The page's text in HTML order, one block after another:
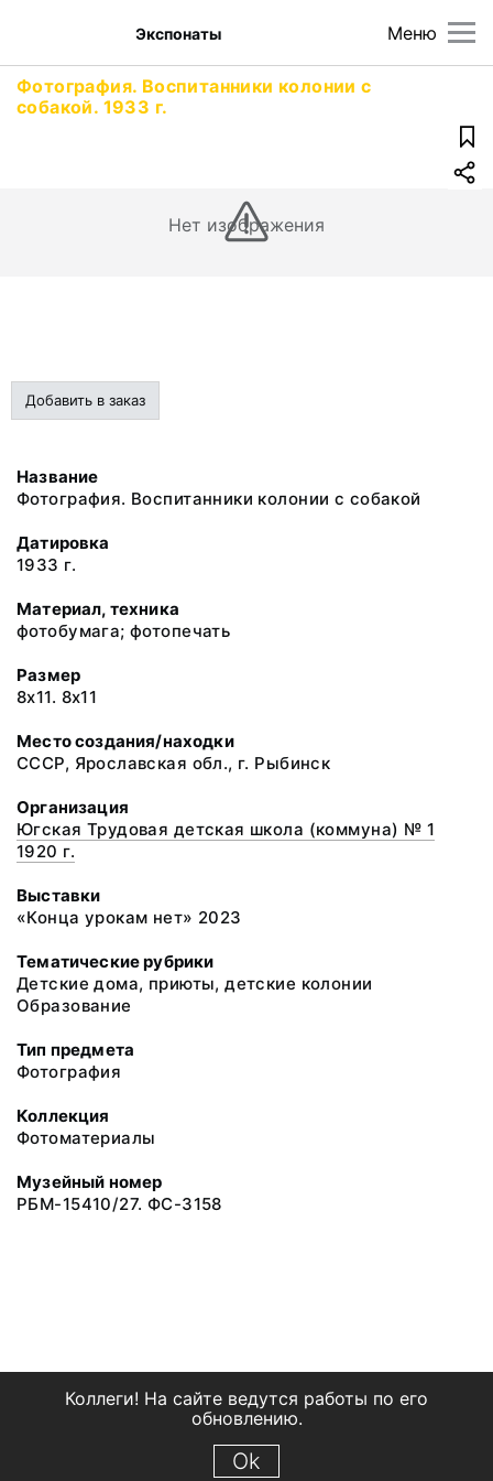
Меню
Экспонаты
Фотография. Воспитанники колонии с
собакой. 1933 г.
Нет изображения
Добавить в заказ
Название
Фотография. Воспитанники колонии с собакой
Датировка
1933 г.
Материал, техника
фотобумага; фотопечать
Размер
8х11. 8х11
Место создания/находки
СССР, Ярославская обл., г. Рыбинск
Организация
Югская Трудовая детская школа (коммуна) № 1
1920 г.
Выставки
«Конца урокам нет» 2023
Тематические рубрики
Детские дома, приюты, детские колонии
Образование
Тип предмета
Фотография
Коллекция
Фотоматериалы
Музейный номер
РБМ-15410/27. ФС-3158
Коллеги! На сайте ведутся работы по его
обновлению.
Ok